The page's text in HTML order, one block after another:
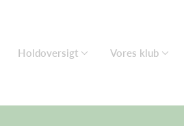
Holdoversigt Vores klub